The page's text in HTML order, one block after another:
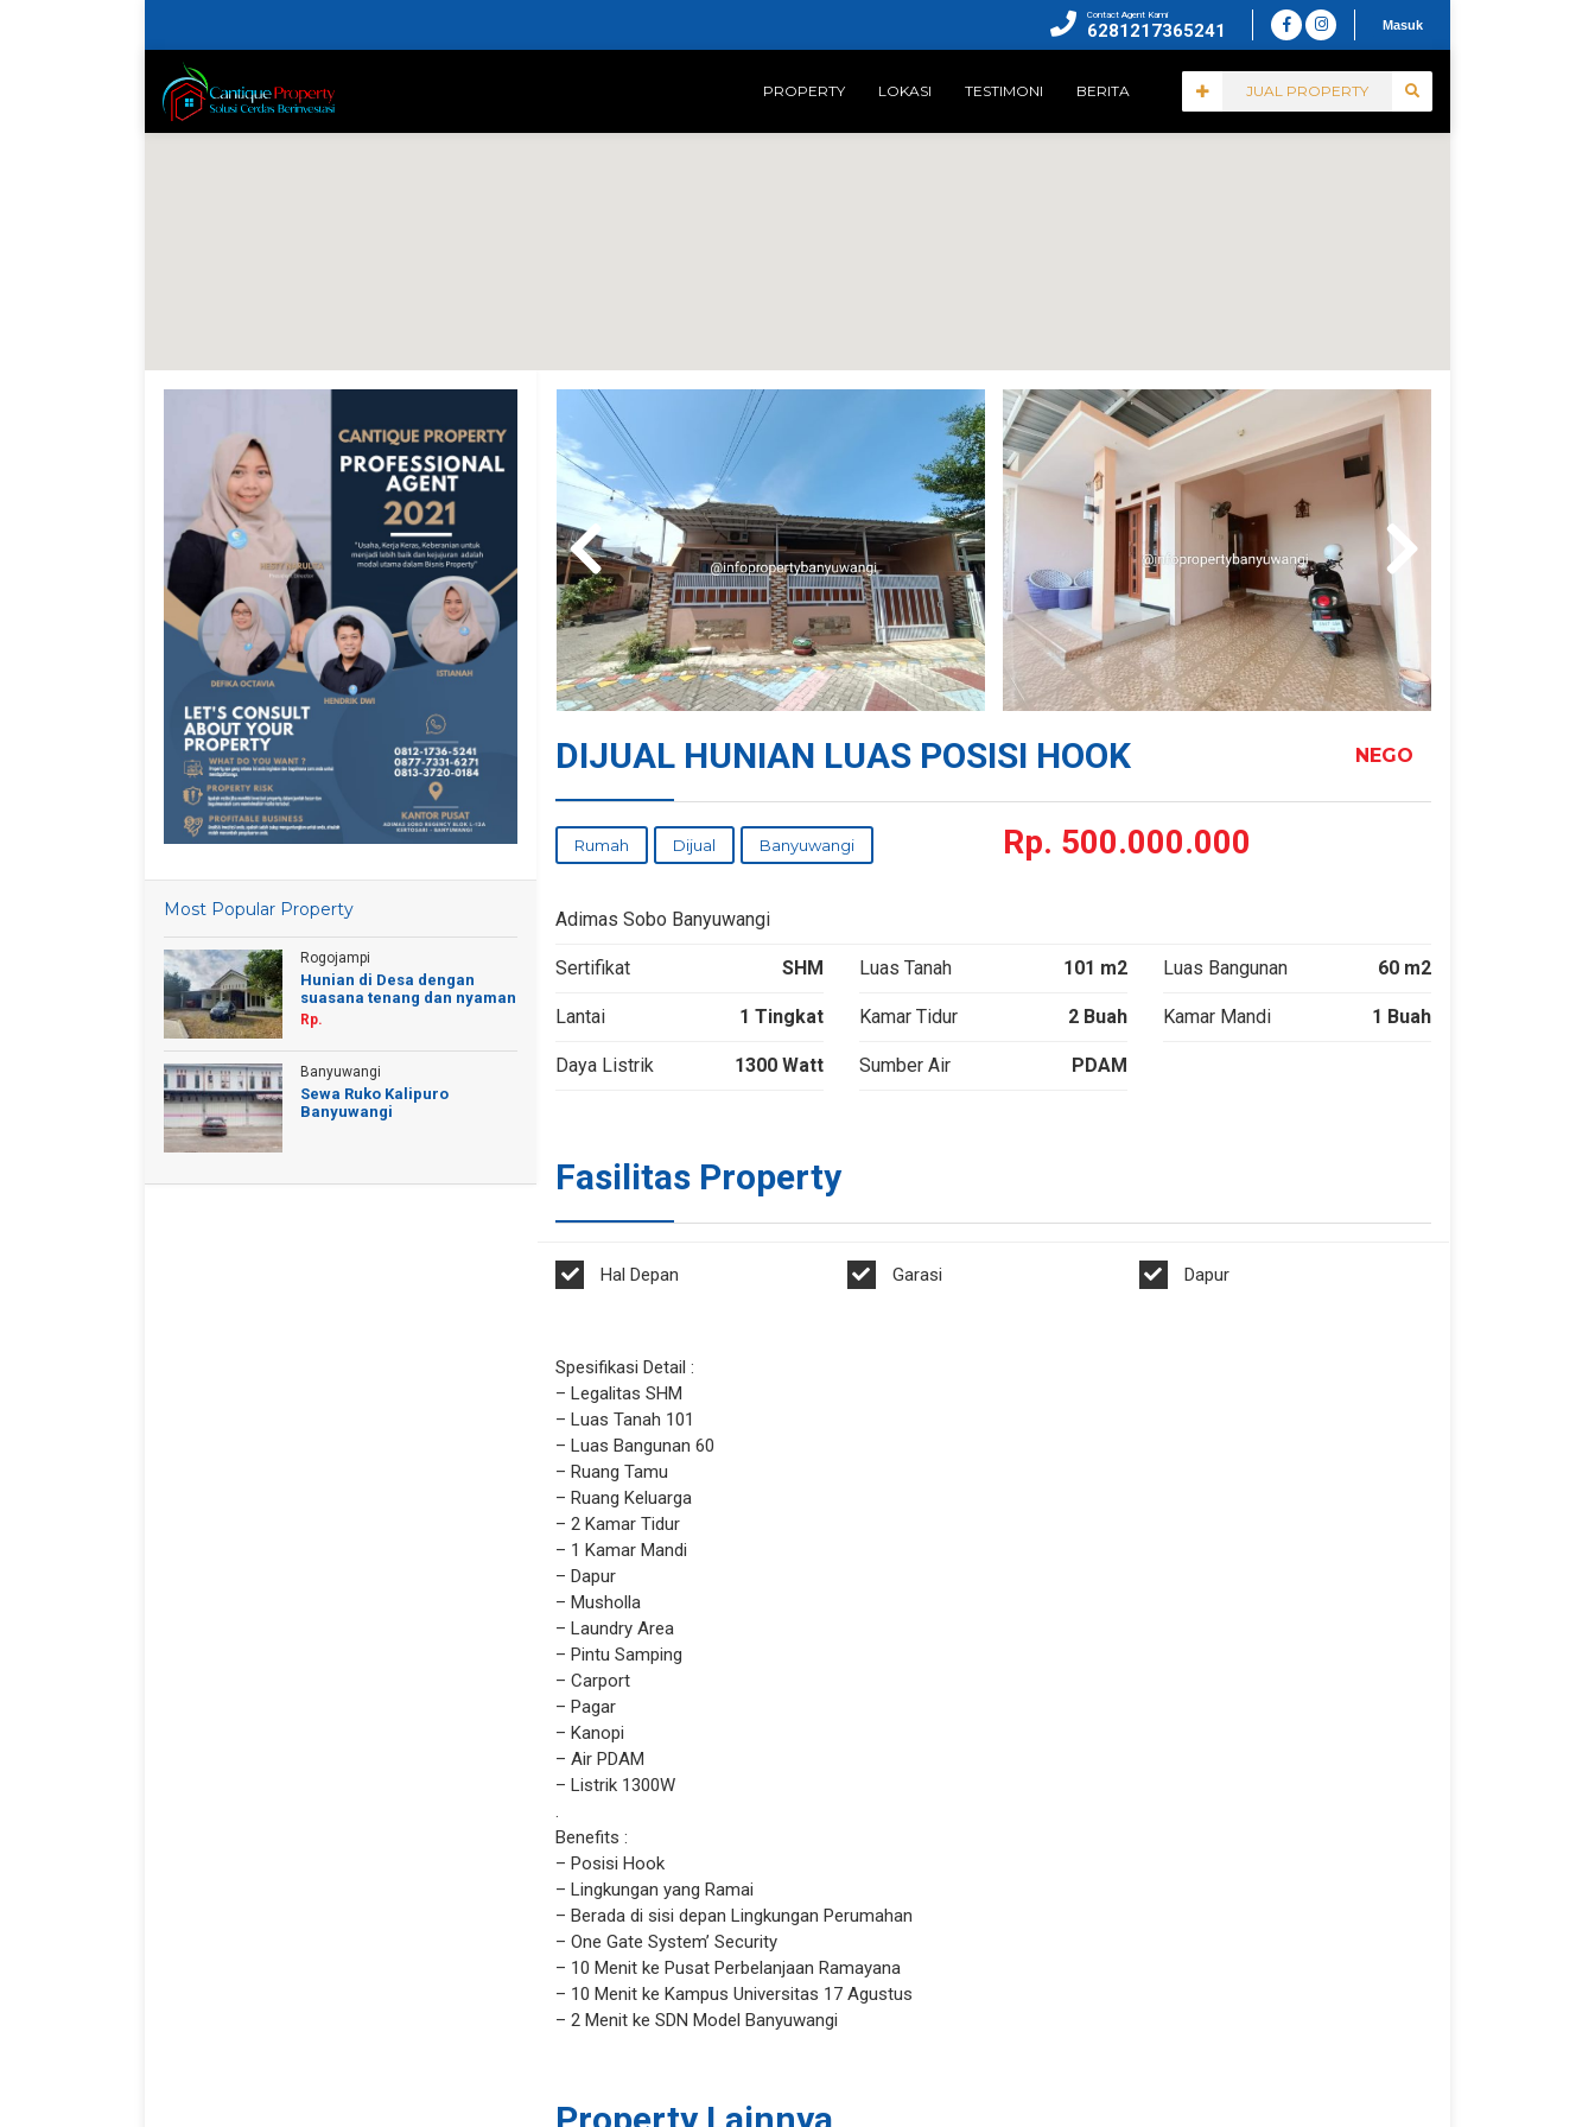
Contact Agent Kami
6281217365241 Masuk
JUAL PROPERTY
PROPERTY LOKASI TESTIMONI BERITA
DIJUAL HUNIAN LUAS POSISI HOOK NEGO
Rumah Dijual Banyuwangi Rp. 500.000.000
Adimas Sobo Banyuwangi
Sertifikat SHM Luas Tanah 101 m2 Luas Bangunan 60 m2
Lantai 1 Tingkat Kamar Tidur 2 Buah Kamar Mandi 1 Buah
Daya Listrik 1300 Watt Sumber Air PDAM
Fasilitas Property
Hal Depan Garasi Dapur
Spesifikasi Detail :
– Legalitas SHM
– Luas Tanah 101
– Luas Bangunan 60
– Ruang Tamu
– Ruang Keluarga
– 2 Kamar Tidur
– 1 Kamar Mandi
– Dapur
– Musholla
– Laundry Area
– Pintu Samping
– Carport
– Pagar
– Kanopi
– Air PDAM
– Listrik 1300W
.
Benefits :
– Posisi Hook
– Lingkungan yang Ramai
– Berada di sisi depan Lingkungan Perumahan
– One Gate System’ Security
– 10 Menit ke Pusat Perbelanjaan Ramayana
– 10 Menit ke Kampus Universitas 17 Agustus
– 2 Menit ke SDN Model Banyuwangi
Most Popular Property
Rogojampi
Hunian di Desa dengan
suasana tenang dan nyaman
Rp.
Banyuwangi
Sewa Ruko Kalipuro
Banyuwangi